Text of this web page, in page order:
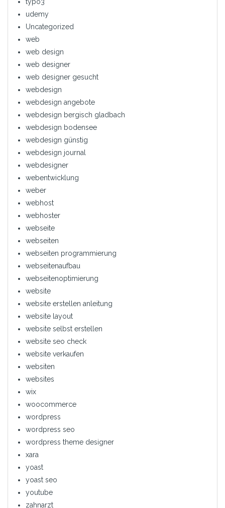
udemy
Uncategorized
web
web design
web designer
web designer gesucht
webdesign
webdesign angebote
webdesign bergisch gladbach
webdesign bodensee
webdesign günstig
webdesign journal
webdesigner
webentwicklung
weber
webhost
webhoster
webseite
webseiten
webseiten programmierung
webseitenaufbau
webseitenoptimierung
website
website erstellen anleitung
website layout
website selbst erstellen
website seo check
website verkaufen
websiten
websites
wix
woocommerce
wordpress
wordpress seo
wordpress theme designer
xara
yoast
yoast seo
youtube
zahnarzt